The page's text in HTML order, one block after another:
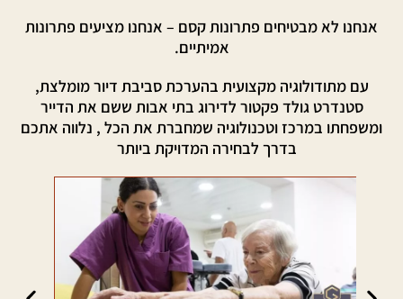
אנחנו לא מבטיחים פתרונות קסם – אנחנו מציעים פתרונות
אמיתיים.
עם מתודולוגיה מקצועית בהערכת סביבת דיור מומלצת,
סטנדרט גולד פקטור לדירוג בתי אבות ששם את הדייר
ומשפחתו במרכז וטכנולוגיה שמחברת את הכל , נלווה אתכם
בדרך לבחירה המדויקת ביותר